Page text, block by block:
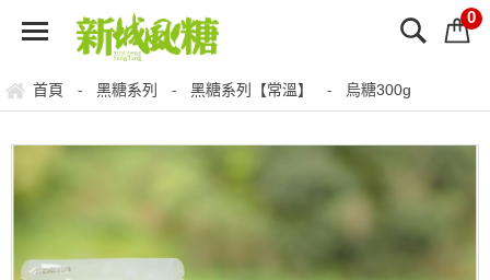
0
首頁 - 黑糖系列 - 黑糖系列【常溫】 - 烏糖300g